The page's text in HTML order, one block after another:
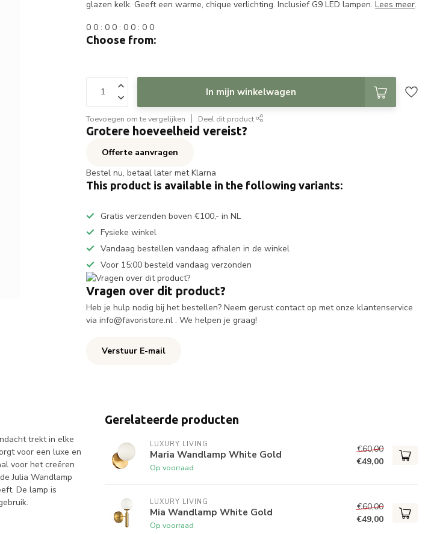
glazen kelk. Geeft een warme, chique verlichting. Inclusief G9 LED lampen.Lees meer.
0 0 :0 0 :0 0 :0 0
Choose from:
In mijn winkelwagen
Toevoegen om te vergelijken Deel dit product
Grotere hoeveelheid vereist?
Offerte aanvragen
Bestel nu, betaal later met Klarna
This product is available in the following variants:
Gratis verzenden boven €100,- in NL
Fysieke winkel
Vandaag bestellen vandaag afhalen in de winkel
Voor 15:00 besteld vandaag verzonden
Vragen over dit product?
Heb je hulp nodig bij het bestellen? Neem gerust contact op met onze klantenservice
viainfo@favoristore.nl . We helpen je graag!
Verstuur E-mail
trekt in elke
voor een luxe en
voor het creëren
Julia Wandlamp
De lamp is
Gerelateerde producten
LUXURY LIVING
Maria Wandlamp White Gold
Op voorraad
€60,00
€49,00
LUXURY LIVING
Mia Wandlamp White Gold
Op voorraad
€60,00
€49,00